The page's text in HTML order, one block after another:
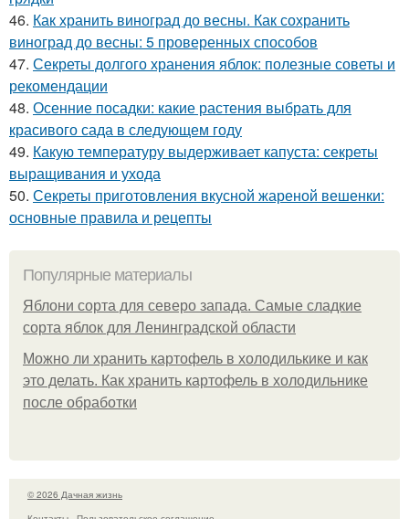
46. Как хранить виноград до весны. Как сохранить
виноград до весны: 5 проверенных способов
47. Секреты долгого хранения яблок: полезные советы и
рекомендации
48. Осенние посадки: какие растения выбрать для
красивого сада в следующем году
49. Какую температуру выдерживает капуста: секреты
выращивания и ухода
50. Секреты приготовления вкусной жареной вешенки:
основные правила и рецепты
Популярные материалы
Яблони сорта для северо запада. Самые сладкие
сорта яблок для Ленинградской области
Можно ли хранить картофель в холодилькике и как
это делать. Как хранить картофель в холодильнике
после обработки
© 2026 Дачная жизнь